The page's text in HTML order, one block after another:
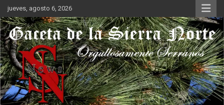
Saltar
al
contenido
jueves, agosto 6, 2026